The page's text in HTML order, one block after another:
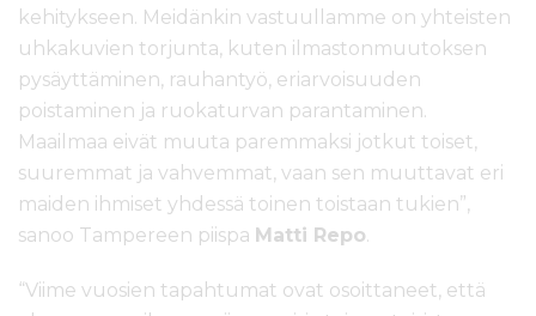
kehitykseen. Meidänkin vastuullamme on yhteisten
uhkakuvien torjunta, kuten ilmastonmuutoksen
pysäyttäminen, rauhantyö, eriarvoisuuden
poistaminen ja ruokaturvan parantaminen.
Maailmaa eivät muuta paremmaksi jotkut toiset,
suuremmat ja vahvemmat, vaan sen muuttavat eri
maiden ihmiset yhdessä toinen toistaan tukien”,
sanoo Tampereen piispa Matti Repo.
“Viime vuosien tapahtumat ovat osoittaneet, että